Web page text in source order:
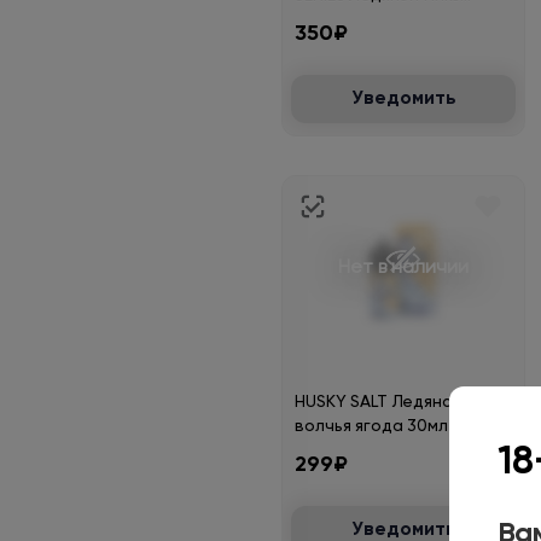
30мл.20мг.
350₽
Уведомить
Нет в наличии
HUSKY SALT Ледяная
волчья ягода 30мл 2%
299₽
Уведомить